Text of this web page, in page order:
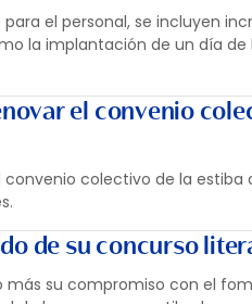
el personal, se incluyen
la implantación de un día de
el convenio
colectivo de la
de su concurso
más su compromiso con el